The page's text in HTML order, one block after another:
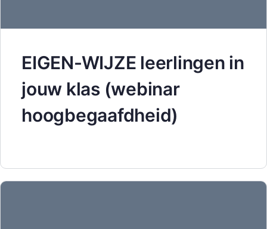
EIGEN-WIJZE leerlingen in
jouw klas (webinar
hoogbegaafdheid)